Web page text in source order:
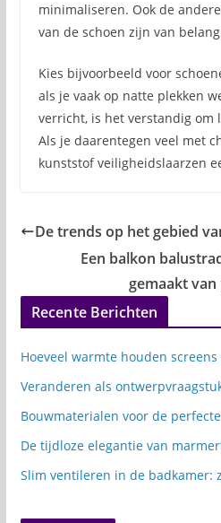
minimaliseren. Ook de
van de schoen zijn van
Kies bijvoorbeeld voor
als je vaak op natte plekken
verricht, is het verstandig om
Als je daarentegen veel met
kunststof veiligheidslaarzen
De trends op het gebied
Een balkon
gemaakt
Recente Berichten
Hoeveel warmte houden
Veranderen als
Bouwmaterialen voor de
De tijdloze elegantie van
Slim ventileren in de badkamer: